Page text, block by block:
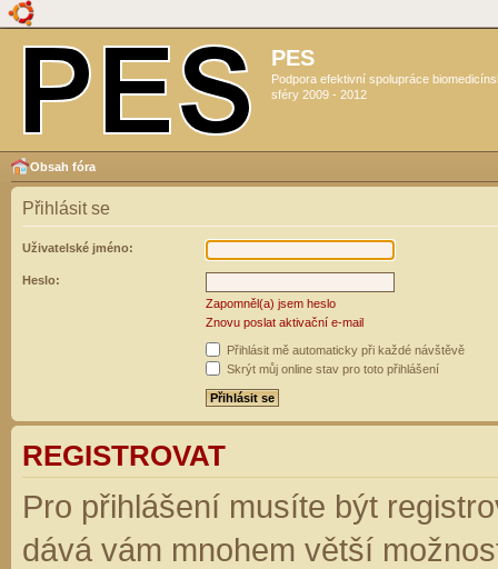
PES
Podpora efektivní spolupráce
sféry 2009 - 2012
Obsah fóra
Přihlásit se
Uživatelské jméno:
Heslo:
Zapomněl(a) jsem heslo
Znovu poslat aktivační e-mail
Přihlásit mě automaticky při každé návštěvě
Skrýt můj online stav pro toto přihlášení
REGISTROVAT
Pro přihlášení musíte být
dává vám mnohem větší